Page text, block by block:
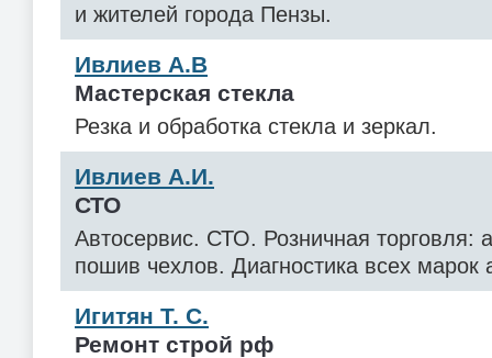
и жителей города Пензы.
Ивлиев А.В
Мастерская стекла
Резка и обработка стекла и зеркал.
Ивлиев А.И.
СТО
Автосервис. СТО. Розничная торговля:
пошив чехлов. Диагностика всех марок
Игитян Т. С.
Ремонт строй рф